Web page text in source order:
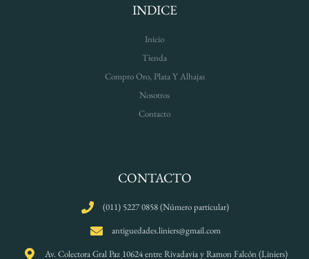
INDICE
Inicio
Tienda
Compro Oro, Plata Y Alhajas
Nosotros
Contacto
CONTACTO
(011) 5227 0858 (Número particular)
antiguedades.liniers@gmail.com
Av. Colectora Gral Paz 10624 entre Rivadavia y Ramon Falcón (Liniers)